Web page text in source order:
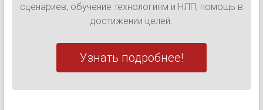
сценариев, обучение технологиям и НЛП, помощь в
достижении целей.
Узнать подробнее!